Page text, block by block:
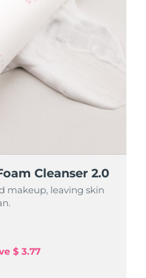
Cleanser 2.0
makeup, leaving skin
$ 3.77
Cleanser 2.0
makeup, leaving skin
$ 13.02